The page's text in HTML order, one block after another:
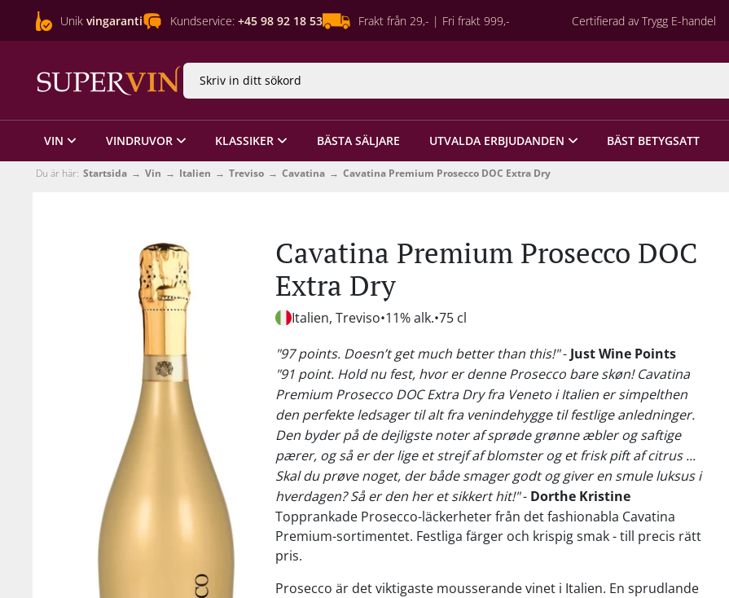
Unik vingaranti Kundservice: +45 98 92 18 53 Frakt från 29,- | Fri frakt 999,- Certifierad av Trygg E-handel
VIN VINDRUVOR KLASSIKER BÄSTA SÄLJARE UTVALDA ERBJUDANDEN BÄST BETYGSATT
Du är här: Startsida Vin Italien Treviso Cavatina Cavatina Premium Prosecco DOC Extra Dry
Cavatina Premium Prosecco DOC
Extra Dry
Italien, Treviso 11% alk. 75 cl
"97 points. Doesn’t get much better than this!"- Just Wine Points
"91 point. Hold nu fest, hvor er denne Prosecco bare skøn! Cavatina
Premium Prosecco DOC Extra Dry fra Veneto i Italien er simpelthen
den perfekte ledsager til alt fra venindehygge til festlige anledninger.
Den byder på de dejligste noter af sprøde grønne æbler og saftige
pærer, og så er der lige et strejf af blomster og et frisk pift af citrus ...
Skal du prøve noget, der både smager godt og giver en smule luksus i
hverdagen? Så er den her et sikkert hit!"- Dorthe Kristine
Topprankade Prosecco-läckerheter från det fashionabla Cavatina
Premium-sortimentet. Festliga färger och krispig smak - till precis rätt
pris.
Prosecco är det viktigaste mousserande vinet i Italien. En sprudlande